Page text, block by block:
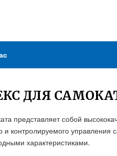
ДЛЯ
представляет собой
и контролируемого
характеристиками.